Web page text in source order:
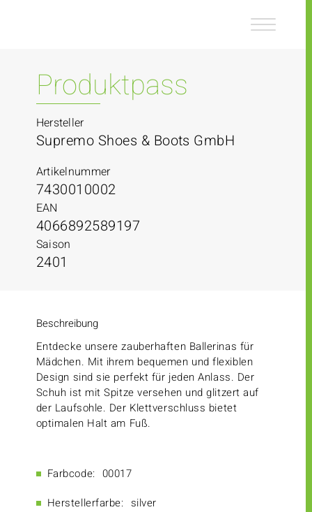
Produktpass
Hersteller
Supremo Shoes & Boots GmbH
Artikelnummer
7430010002
EAN
4066892589197
Saison
2401
Beschreibung
Entdecke unsere zauberhaften Ballerinas für
Mädchen. Mit ihrem bequemen und flexiblen
Design sind sie perfekt für jeden Anlass. Der
Schuh ist mit Spitze versehen und glitzert auf
der Laufsohle. Der Klettverschluss bietet
optimalen Halt am Fuß.
Farbcode: 00017
Herstellerfarbe: silver